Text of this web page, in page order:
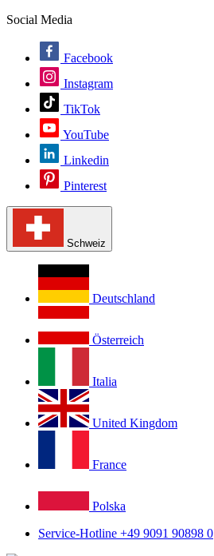
Social Media
Facebook
Instagram
TikTok
YouTube
Linkedin
Pinterest
Schweiz
Deutschland
Österreich
Italia
United Kingdom
France
Polska
Service-Hotline +49 9091 90898 0